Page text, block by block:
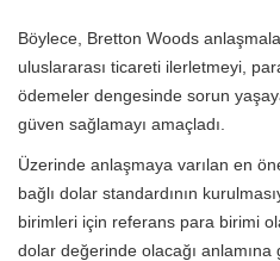
Böylece, Bretton Woods
uluslararası ticareti ilerletmeyi,
ödemeler dengesinde sorun
güven sağlamayı amaçladı.
Üzerinde anlaşmaya varılan en
bağlı dolar standardının
birimleri için referans para birimi
dolar değerinde olacağı